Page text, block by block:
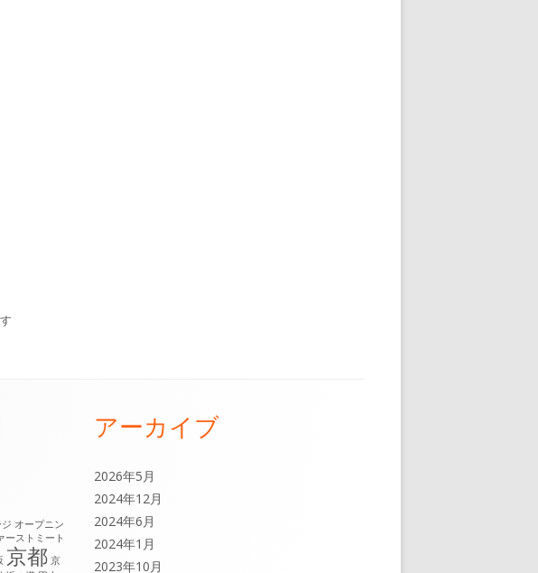
すすめのロケ地！吉田神社
オープニン
ーストミート
京都 京
アーカイブ
2026年5月
2024年12月
2024年6月
2024年1月
2023年10月